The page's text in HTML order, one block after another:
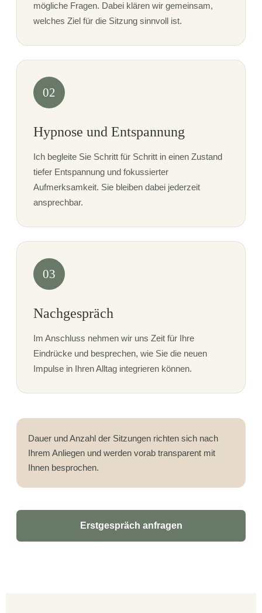
mögliche Fragen. Dabei klären wir gemeinsam,
welches Ziel für die Sitzung sinnvoll ist.
02
Hypnose und Entspannung
Ich begleite Sie Schritt für Schritt in einen Zustand
tiefer Entspannung und fokussierter
Aufmerksamkeit. Sie bleiben dabei jederzeit
ansprechbar.
03
Nachgespräch
Im Anschluss nehmen wir uns Zeit für Ihre
Eindrücke und besprechen, wie Sie die neuen
Impulse in Ihren Alltag integrieren können.
Dauer und Anzahl der Sitzungen richten sich nach
Ihrem Anliegen und werden vorab transparent mit
Ihnen besprochen.
Erstgespräch anfragen